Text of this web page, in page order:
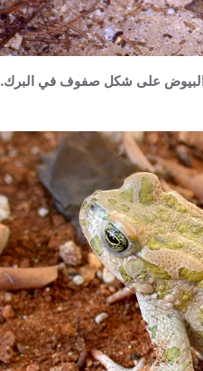
البيوض على شكل صفوف في البرك.